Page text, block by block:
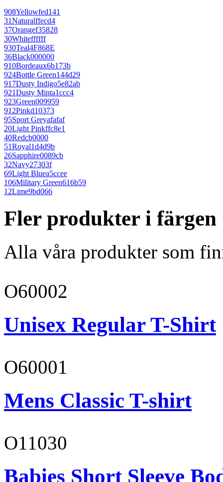
908Yellowfed141
31Naturalffecd4
37Orangef35828
30Whiteffffff
930Teal4F868E
36Black000000
910Bordeaux6b173b
924Bottle Green144d29
917Dusty Indigo5e82ab
921Dusty Minta1ccc4
923Green009959
912Pinkd10373
95Sport Greyafafaf
20Light Pinkffc8e1
40Redcb0000
51Royal1d4d9b
26Sapphire0089cb
32Navy27303f
69Light Bluea5ccee
106Military Green616b59
12Lime9bd066
Fler produkter i färgen
Alla våra produkter som
O60002
Unisex Regular T-Shirt
O60001
Mens Classic T-shirt
O11030
Babies Short Sleeve